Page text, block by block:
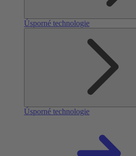
Úsporné technologie
Úsporné technologie